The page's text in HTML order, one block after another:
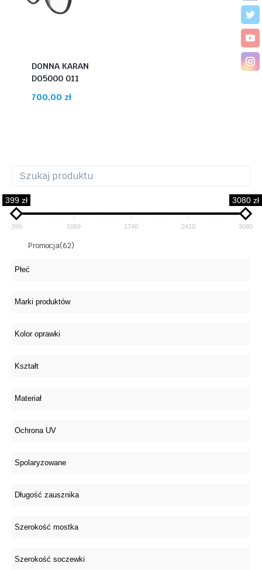
DONNA KARAN
DO5000 011
700,00 zł
399 zł 3080 zł
399 1069 1740 2410 3080
Promocja(62)